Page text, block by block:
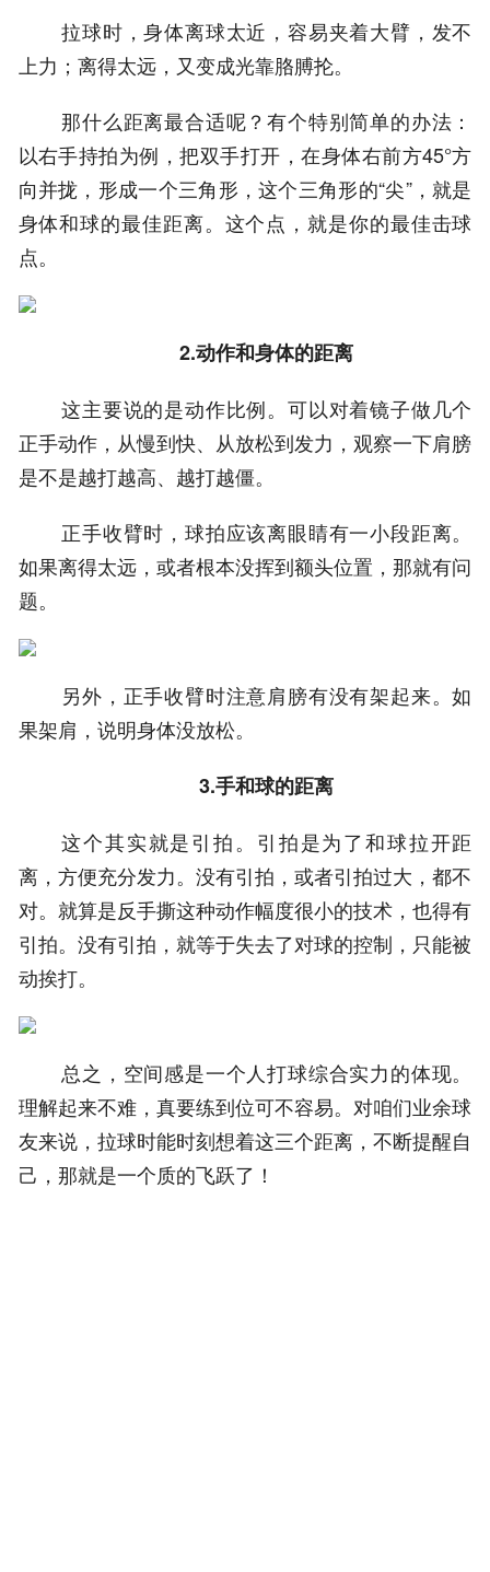
拉球时，身体离球太近，容易夹着大臂，发不
上力；离得太远，又变成光靠胳膊抡。
那什么距离最合适呢？有个特别简单的办法：
以右手持拍为例，把双手打开，在身体右前方45°方
向并拢，形成一个三角形，这个三角形的“尖”，就是
身体和球的最佳距离。这个点，就是你的最佳击球
点。
2.动作和身体的距离
这主要说的是动作比例。可以对着镜子做几个
正手动作，从慢到快、从放松到发力，观察一下肩膀
是不是越打越高、越打越僵。
正手收臂时，球拍应该离眼睛有一小段距离。
如果离得太远，或者根本没挥到额头位置，那就有问
题。
另外，正手收臂时注意肩膀有没有架起来。如
果架肩，说明身体没放松。
3.手和球的距离
这个其实就是引拍。引拍是为了和球拉开距
离，方便充分发力。没有引拍，或者引拍过大，都不
对。就算是反手撕这种动作幅度很小的技术，也得有
引拍。没有引拍，就等于失去了对球的控制，只能被
动挨打。
总之，空间感是一个人打球综合实力的体现。
理解起来不难，真要练到位可不容易。对咱们业余球
友来说，拉球时能时刻想着这三个距离，不断提醒自
己，那就是一个质的飞跃了！